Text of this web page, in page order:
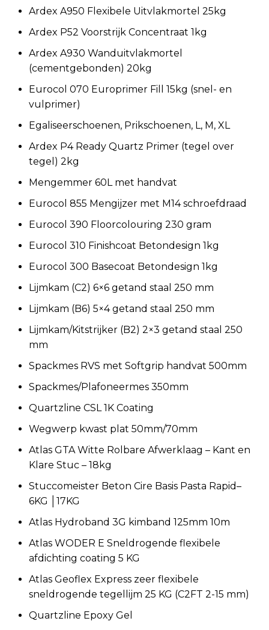
Ardex A950 Flexibele Uitvlakmortel 25kg
Ardex P52 Voorstrijk Concentraat 1kg
Ardex A930 Wanduitvlakmortel
(cementgebonden) 20kg
Eurocol 070 Europrimer Fill 15kg (snel- en
vulprimer)
Egaliseerschoenen, Prikschoenen, L, M, XL
Ardex P4 Ready Quartz Primer (tegel over
tegel) 2kg
Mengemmer 60L met handvat
Eurocol 855 Mengijzer met M14 schroefdraad
Eurocol 390 Floorcolouring 230 gram
Eurocol 310 Finishcoat Betondesign 1kg
Eurocol 300 Basecoat Betondesign 1kg
Lijmkam (C2) 6×6 getand staal 250 mm
Lijmkam (B6) 5×4 getand staal 250 mm
Lijmkam/Kitstrijker (B2) 2×3 getand staal 250
mm
Spackmes RVS met Softgrip handvat 500mm
Spackmes/Plafoneermes 350mm
Quartzline CSL 1K Coating
Wegwerp kwast plat 50mm/70mm
Atlas GTA Witte Rolbare Afwerklaag – Kant en
Klare Stuc – 18kg
Stuccomeister Beton Cire Basis Pasta Rapid–
6KG │17KG
Atlas Hydroband 3G kimband 125mm 10m
Atlas WODER E Sneldrogende flexibele
afdichting coating 5 KG
Atlas Geoflex Express zeer flexibele
sneldrogende tegellijm 25 KG (C2FT 2-15 mm)
Quartzline Epoxy Gel